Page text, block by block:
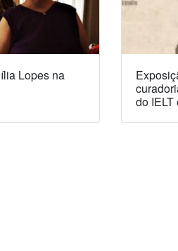
Lopes na
do IELT